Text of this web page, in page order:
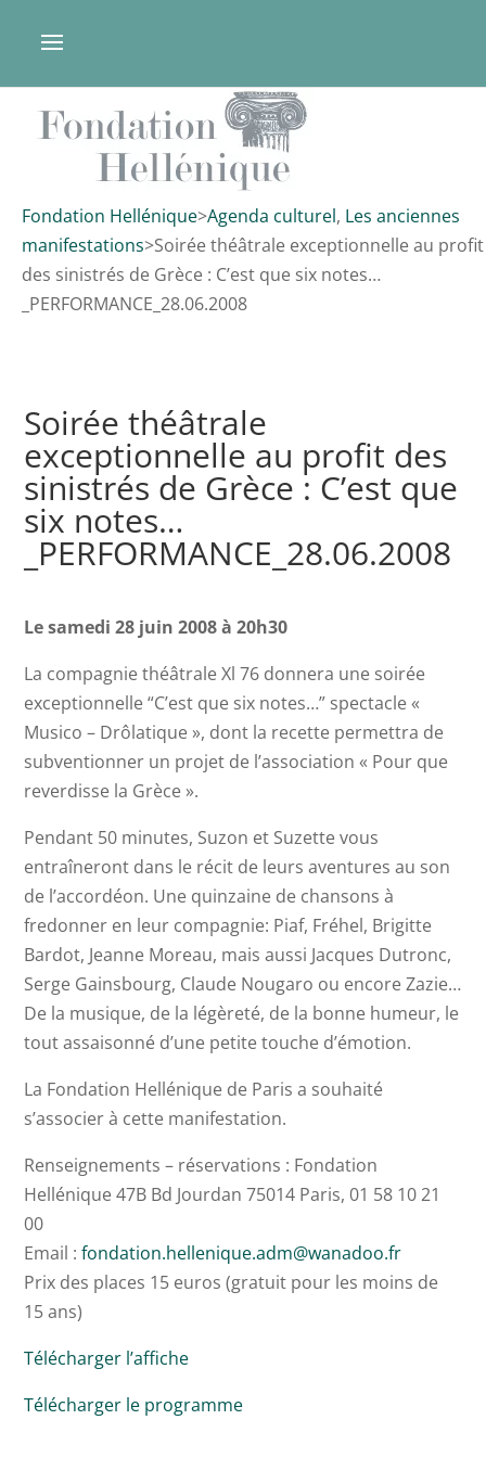
Fondation Hellénique>Agenda culturel, Les anciennes
manifestations>Soirée théâtrale exceptionnelle au profit
des sinistrés de Grèce : C’est que six notes…
_PERFORMANCE_28.06.2008
Soirée théâtrale
exceptionnelle au profit des
sinistrés de Grèce : C’est que
six notes…
_PERFORMANCE_28.06.2008
Le samedi 28 juin 2008 à 20h30
La compagnie théâtrale Xl 76 donnera une soirée
exceptionnelle “C’est que six notes…” spectacle «
Musico – Drôlatique », dont la recette permettra de
subventionner un projet de l’association « Pour que
reverdisse la Grèce ».
Pendant 50 minutes, Suzon et Suzette vous
entraîneront dans le récit de leurs aventures au son
de l’accordéon. Une quinzaine de chansons à
fredonner en leur compagnie: Piaf, Fréhel, Brigitte
Bardot, Jeanne Moreau, mais aussi Jacques Dutronc,
Serge Gainsbourg, Claude Nougaro ou encore Zazie…
De la musique, de la légèreté, de la bonne humeur, le
tout assaisonné d’une petite touche d’émotion.
La Fondation Hellénique de Paris a souhaité
s’associer à cette manifestation.
Renseignements – réservations : Fondation
Hellénique 47B Bd Jourdan 75014 Paris, 01 58 10 21
00
Email :fondation.hellenique.adm@wanadoo.fr
Prix des places 15 euros (gratuit pour les moins de
15 ans)
Télécharger l’affiche
Télécharger le programme